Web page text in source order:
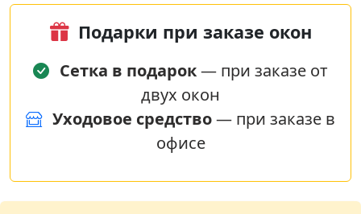
Подарки при заказе окон
Сетка в подарок— при заказе от
двух окон
Уходовое средство— при заказе в
офисе